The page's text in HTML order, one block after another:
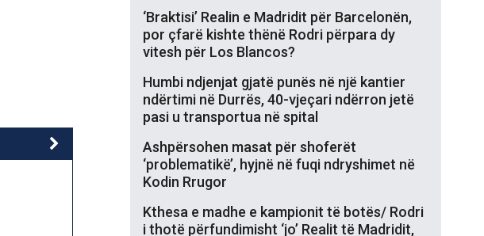
‘Braktisi’ Realin e Madridit për Barcelonën,
por çfarë kishte thënë Rodri përpara dy
vitesh për Los Blancos?
Humbi ndjenjat gjatë punës në një kantier
ndërtimi në Durrës, 40-vjeçari ndërron jetë
pasi u transportua në spital
Ashpërsohen masat për shoferët
‘problematikë’, hyjnë në fuqi ndryshimet në
Kodin Rrugor
Kthesa e madhe e kampionit të botës/ Rodri
i thotë përfundimisht ‘jo’ Realit të Madridit,